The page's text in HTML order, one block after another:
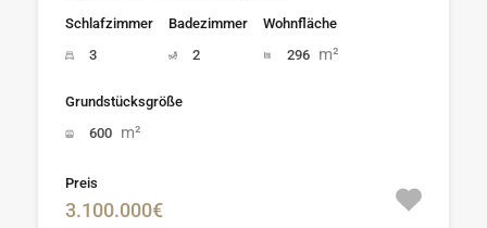
Schlafzimmer
3
Badezimmer
2
Wohnfläche
296 m²
Grundstücksgröße
600 m²
Preis
3.100.000€